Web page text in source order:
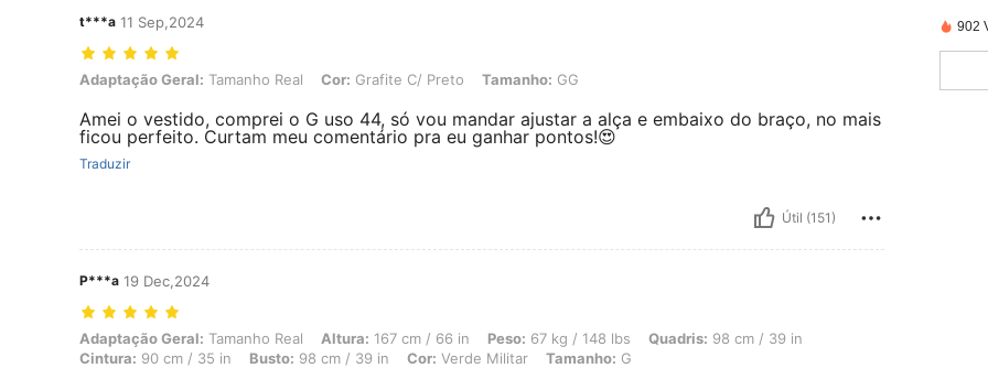
t***a 11 Sep,2024
Adaptação Geral: Tamanho Real, Cor: Grafite C/ Preto, Tamanho: GG
Adaptação Geral: Tamanho Real Cor: Grafite C/ Preto Tamanho: GG
Amei o vestido, comprei o G uso 44, só vou mandar ajustar a alça e embaixo do braço, no mais
ficou perfeito. Curtam meu comentário pra eu ganhar pontos!😍
Traduzir
Útil (151)
P***a 19 Dec,2024
Adaptação Geral: Tamanho Real, Altura: 167 cm / 66 in, Peso: 67 kg / 148 lbs, Quadris: 98 cm / 39 in, Cintura: 90 cm / 35 in, Busto: 98 cm / 39 in, Cor:
Adaptação Geral: Tamanho Real Altura: 167 cm / 66 in Peso: 67 kg / 148 lbs Quadris: 98 cm / 39 in
Cintura: 90 cm / 35 in Busto: 98 cm / 39 in Cor: Verde Militar Tamanho: G
902